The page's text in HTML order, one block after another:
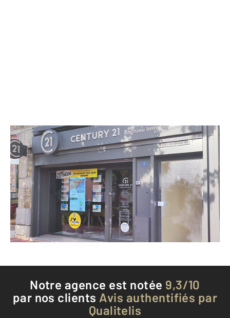
CENTURY 21 Lagnieu Immobilier
11 place des Fontaines d'Or
LAGNIEU - 01150
Envoyer un message
Téléphoner à l'agence
Notre agence est notée 9,3/10
par nos clients Avis authentifiés par
Qualitelis